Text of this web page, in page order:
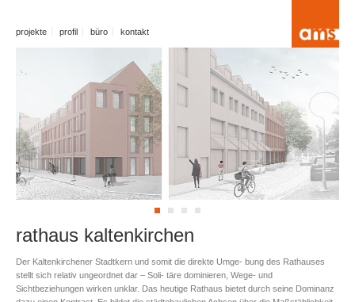
projekte profil büro kontakt
rathaus kaltenkirchen
Der Kaltenkirchener Stadtkern und somit die direkte Umge- bung des Rathauses
stellt sich relativ ungeordnet dar – Soli- täre dominieren, Wege- und
Sichtbeziehungen wirken unklar. Das heutige Rathaus bietet durch seine Dominanz